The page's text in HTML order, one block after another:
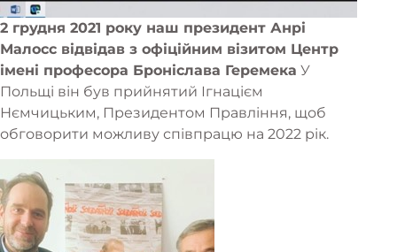
2 грудня 2021 року наш президент Анрі
Малосс відвідав з офіційним візитом Центр
імені професора Броніслава Геремека У
Польщі він був прийнятий Ігнацієм
Нємчицьким, Президентом Правління, щоб
обговорити можливу співпрацю на 2022 рік.